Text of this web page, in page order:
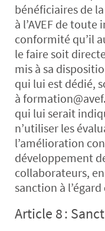
bénéficiaires de
à l’AVEF de
conformité qu’il
le faire soit
mis à sa
qui lui est dédié,
à
qui lui serait
n’utiliser les
l’amélioration
développement
collaborateurs,
sanction à l’égard
Article 8 :